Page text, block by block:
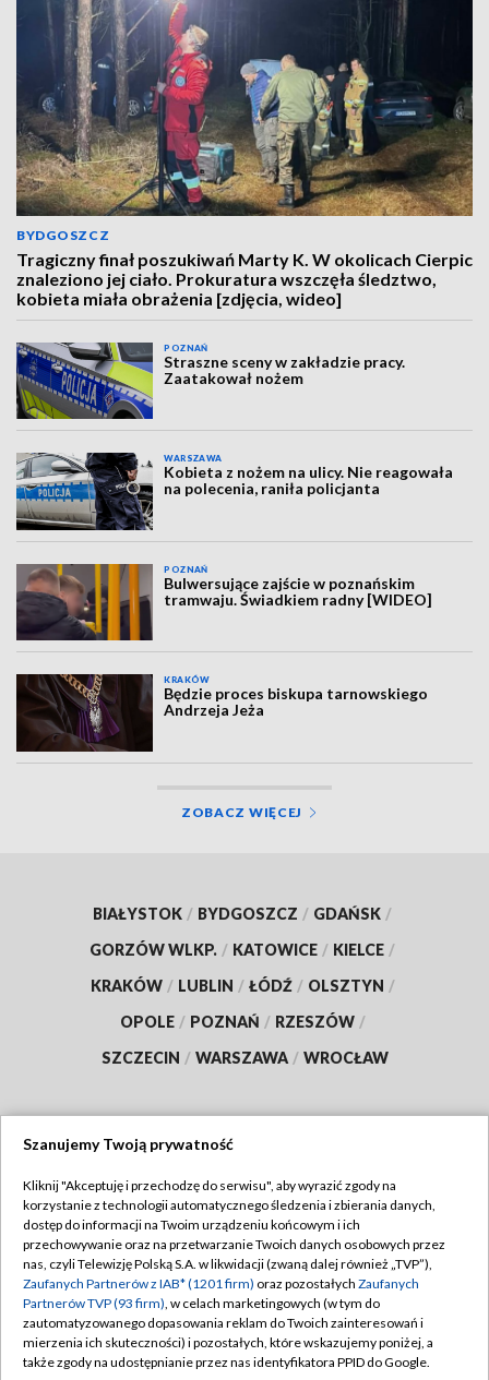
BYDGOSZCZ
Tragiczny finał poszukiwań Marty K. W okolicach Cierpic
znaleziono jej ciało. Prokuratura wszczęła śledztwo,
kobieta miała obrażenia [zdjęcia, wideo]
POZNAŃ
Straszne sceny w zakładzie pracy.
Zaatakował nożem
WARSZAWA
Kobieta z nożem na ulicy. Nie reagowała
na polecenia, raniła policjanta
POZNAŃ
Bulwersujące zajście w poznańskim
tramwaju. Świadkiem radny [WIDEO]
KRAKÓW
Będzie proces biskupa tarnowskiego
Andrzeja Jeża
ZOBACZ WIĘCEJ
BIAŁYSTOK / BYDGOSZCZ / GDAŃSK /
GORZÓW WLKP. / KATOWICE / KIELCE /
KRAKÓW / LUBLIN / ŁÓDŹ / OLSZTYN /
OPOLE / POZNAŃ / RZESZÓW /
SZCZECIN / WARSZAWA / WROCŁAW
TVP
Abonament TVP
Emisja w TVP
Centrum informacji TVP
Naziemna Telewizja Cyfrowa
Regulamin TVP
Polityka prywatności
Moje zgody
Pomoc
Szanujemy Twoją prywatność
Kliknij "Akceptuję i przechodzę do serwisu", aby wyrazić zgody na
korzystanie z technologii automatycznego śledzenia i zbierania danych,
dostęp do informacji na Twoim urządzeniu końcowym i ich
przechowywanie oraz na przetwarzanie Twoich danych osobowych przez
nas, czyli Telewizję Polską S.A. w likwidacji (zwaną dalej również „TVP”),
Zaufanych Partnerów z IAB* (1201 firm) oraz pozostałych Zaufanych
Partnerów TVP (93 firm), w celach marketingowych (w tym do
zautomatyzowanego dopasowania reklam do Twoich zainteresowań i
mierzenia ich skuteczności) i pozostałych, które wskazujemy poniżej, a
także zgody na udostępnianie przez nas identyfikatora PPID do Google.